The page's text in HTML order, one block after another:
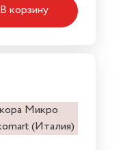
В корзину